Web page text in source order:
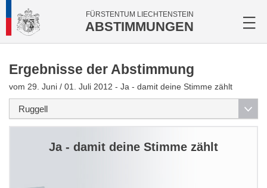
FÜRSTENTUM LIECHTENSTEIN
ABSTIMMUNGEN
Ergebnisse der Abstimmung
vom 29. Juni / 01. Juli 2012 - Ja - damit deine Stimme zählt
Ja - damit deine Stimme zählt